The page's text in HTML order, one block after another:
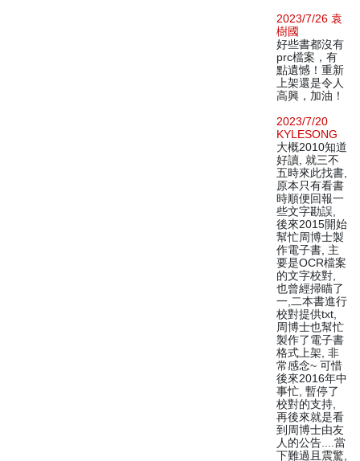
2023/7/26 袁
樹國
好些書都沒有
prc檔案，有
點遺憾！重新
上架還是令人
高興，加油！
2023/7/20
KYLESONG
大概2010知道
好讀, 就三不
五時來此找書,
原本只有看書
時順便回報一
些文字勘誤,
後來2015開始
幫忙周博士製
作電子書, 主
要是OCR檔案
的文字校對,
也曾經掃瞄了
一,二本書進行
校對提供txt,
周博士也幫忙
製作了電子書
格式上架, 非
常感念~ 可惜
後來2016年中
事忙, 暫停了
校對的支持,
再後來就是看
到周博士由友
人的公告....當
下難過且震驚,